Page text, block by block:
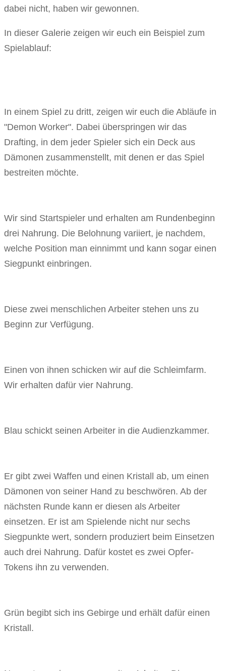
dabei nicht, haben wir gewonnen.
In dieser Galerie zeigen wir euch ein Beispiel zum
Spielablauf:
In einem Spiel zu dritt, zeigen wir euch die Abläufe in
"Demon Worker". Dabei überspringen wir das
Drafting, in dem jeder Spieler sich ein Deck aus
Dämonen zusammenstellt, mit denen er das Spiel
bestreiten möchte.
Wir sind Startspieler und erhalten am Rundenbeginn
drei Nahrung. Die Belohnung variiert, je nachdem,
welche Position man einnimmt und kann sogar einen
Siegpunkt einbringen.
Diese zwei menschlichen Arbeiter stehen uns zu
Beginn zur Verfügung.
Einen von ihnen schicken wir auf die Schleimfarm.
Wir erhalten dafür vier Nahrung.
Blau schickt seinen Arbeiter in die Audienzkammer.
Er gibt zwei Waffen und einen Kristall ab, um einen
Dämonen von seiner Hand zu beschwören. Ab der
nächsten Runde kann er diesen als Arbeiter
einsetzen. Er ist am Spielende nicht nur sechs
Siegpunkte wert, sondern produziert beim Einsetzen
auch drei Nahrung. Dafür kostet es zwei Opfer-
Tokens ihn zu verwenden.
Grün begibt sich ins Gebirge und erhält dafür einen
Kristall.